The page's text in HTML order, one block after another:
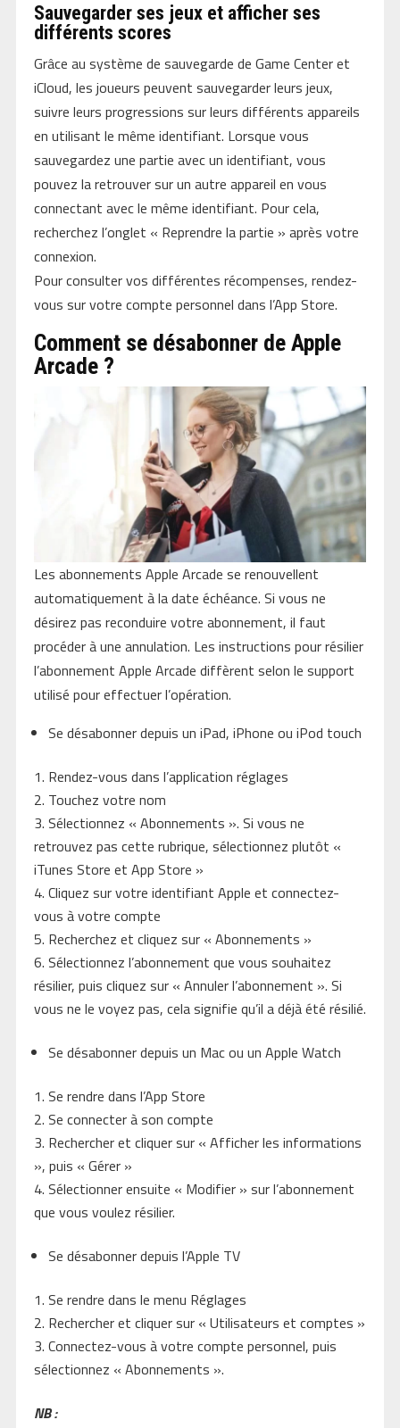
Sauvegarder ses jeux et afficher ses
différents scores
Grâce au système de sauvegarde de Game Center et
iCloud, les joueurs peuvent sauvegarder leurs jeux,
suivre leurs progressions sur leurs différents appareils
en utilisant le même identifiant. Lorsque vous
sauvegardez une partie avec un identifiant, vous
pouvez la retrouver sur un autre appareil en vous
connectant avec le même identifiant. Pour cela,
recherchez l’onglet « Reprendre la partie » après votre
connexion.
Pour consulter vos différentes récompenses, rendez-
vous sur votre compte personnel dans l’App Store.
Comment se désabonner de Apple
Arcade ?
Les abonnements Apple Arcade se renouvellent
automatiquement à la date échéance. Si vous ne
désirez pas reconduire votre abonnement, il faut
procéder à une annulation. Les instructions pour résilier
l’abonnement Apple Arcade diffèrent selon le support
utilisé pour effectuer l’opération.
Se désabonner depuis un iPad, iPhone ou iPod touch
Rendez-vous dans l’application réglages
Touchez votre nom
Sélectionnez « Abonnements ». Si vous ne
retrouvez pas cette rubrique, sélectionnez plutôt «
iTunes Store et App Store »
Cliquez sur votre identifiant Apple et connectez-
vous à votre compte
Recherchez et cliquez sur « Abonnements »
Sélectionnez l’abonnement que vous souhaitez
résilier, puis cliquez sur « Annuler l’abonnement ». Si
vous ne le voyez pas, cela signifie qu’il a déjà été résilié.
Se désabonner depuis un Mac ou un Apple Watch
Se rendre dans l’App Store
Se connecter à son compte
Rechercher et cliquer sur « Afficher les informations
», puis « Gérer »
Sélectionner ensuite « Modifier » sur l’abonnement
que vous voulez résilier.
Se désabonner depuis l’Apple TV
Se rendre dans le menu Réglages
Rechercher et cliquer sur « Utilisateurs et comptes »
Connectez-vous à votre compte personnel, puis
sélectionnez « Abonnements ».
NB :